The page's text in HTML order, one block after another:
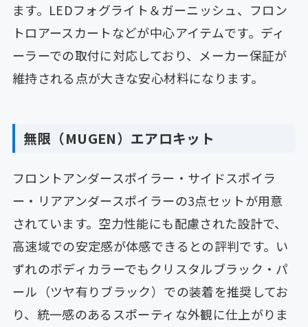
ます。LEDフォグライト＆ガーニッシュ、フロン
トロアースカートなどが中心アイテムです。ディ
ーラーでの取付に対応しており、メーカー保証が
維持される点が大きな安心材料になります。
無限（MUGEN）エアロキット
フロントアンダースポイラー・サイドスポイラ
ー・リアアンダースポイラーの3点セットが用意
されています。空力性能にも配慮された設計で、
高速域での安定感が体感できるとの評判です。い
ずれのボディカラーでもクリスタルブラック・パ
ール（ツヤ有りブラック）での装着を推奨してお
り、統一感のあるスポーティな外観に仕上がりま